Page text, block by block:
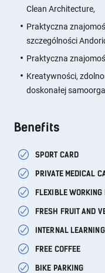
Clean Architecture,
Praktyczna
szczególności
Praktyczna
Kreatywności,
doskonałej
Benefits
SPORT CARD
PRIVATE MEDICAL
FLEXIBLE WORKING
FRESH FRUIT AND
INTERNAL
FREE COFFEE
BIKE PARKING